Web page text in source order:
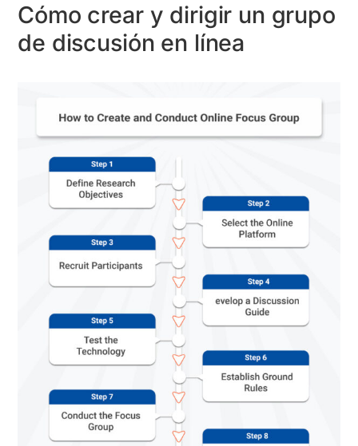
Cómo crear y dirigir un grupo
de discusión en línea